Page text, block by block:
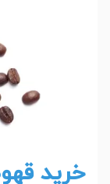
خرید